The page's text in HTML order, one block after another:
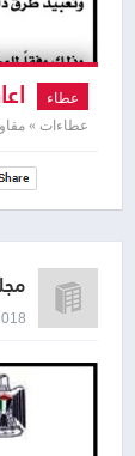
عطاء
عطاءات »
16/08/